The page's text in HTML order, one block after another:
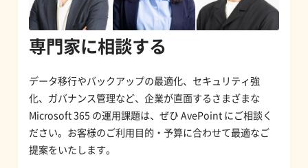
専門家に相談する
データ移行やバックアップの最適化、セキュリティ強
化、ガバナンス管理など、企業が直面するさまざまな
Microsoft 365 の運用課題は、ぜひ AvePoint にご相談く
ださい。お客様のご利用目的・予算に合わせて最適なご
提案をいたします。